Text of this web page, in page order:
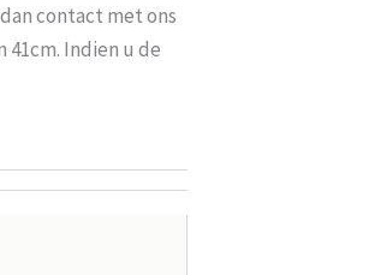
contact met ons
41cm. Indien u de